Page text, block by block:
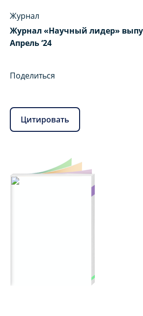
Журнал
Журнал «Научный лидер»
Апрель ‘24
Поделиться
Цитировать